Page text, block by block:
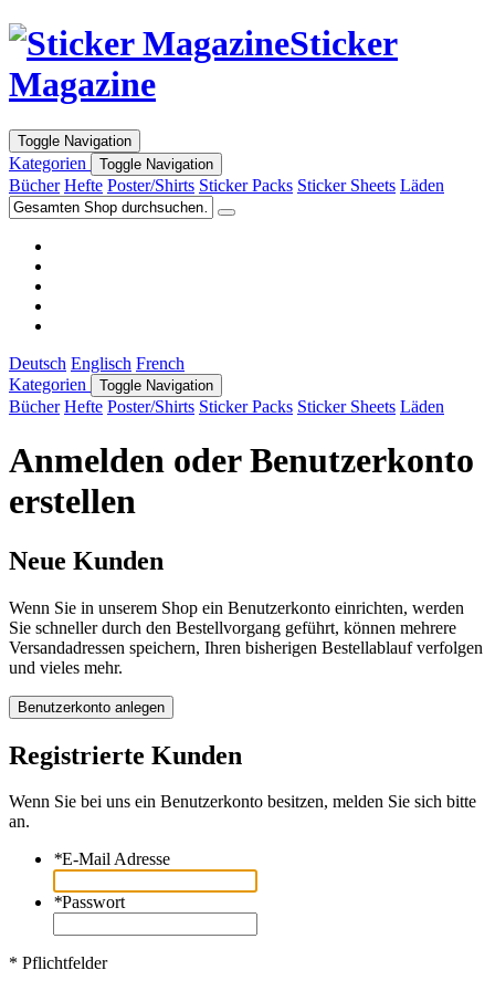
Sticker
Magazine
Toggle Navigation
Kategorien Toggle Navigation
Bücher Hefte Poster/Shirts Sticker Packs Sticker Sheets Läden
Deutsch Englisch French
Kategorien
Toggle Navigation
Bücher Hefte Poster/Shirts Sticker Packs Sticker Sheets Läden
Anmelden oder Benutzerkonto
erstellen
Neue Kunden
Wenn Sie in unserem Shop ein Benutzerkonto einrichten, werden
Sie schneller durch den Bestellvorgang geführt, können mehrere
Versandadressen speichern, Ihren bisherigen Bestellablauf verfolgen
und vieles mehr.
Benutzerkonto anlegen
Registrierte Kunden
Wenn Sie bei uns ein Benutzerkonto besitzen, melden Sie sich bitte
an.
*E-Mail Adresse
*Passwort
* Pflichtfelder